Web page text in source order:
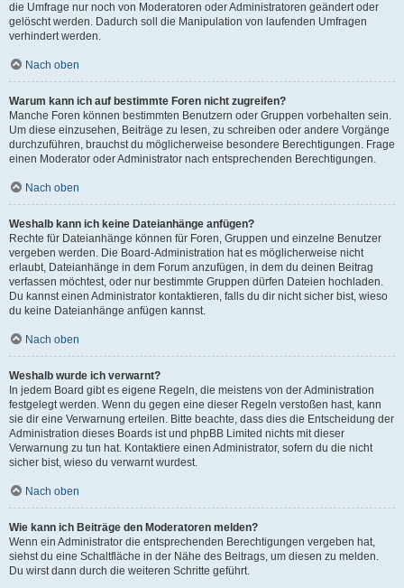
die Umfrage nur noch von Moderatoren oder Administratoren geändert oder
gelöscht werden. Dadurch soll die Manipulation von laufenden Umfragen
verhindert werden.
Nach oben
Warum kann ich auf bestimmte Foren nicht zugreifen?
Manche Foren können bestimmten Benutzern oder Gruppen vorbehalten sein.
Um diese einzusehen, Beiträge zu lesen, zu schreiben oder andere Vorgänge
durchzuführen, brauchst du möglicherweise besondere Berechtigungen. Frage
einen Moderator oder Administrator nach entsprechenden Berechtigungen.
Nach oben
Weshalb kann ich keine Dateianhänge anfügen?
Rechte für Dateianhänge können für Foren, Gruppen und einzelne Benutzer
vergeben werden. Die Board-Administration hat es möglicherweise nicht
erlaubt, Dateianhänge in dem Forum anzufügen, in dem du deinen Beitrag
verfassen möchtest, oder nur bestimmte Gruppen dürfen Dateien hochladen.
Du kannst einen Administrator kontaktieren, falls du dir nicht sicher bist, wieso
du keine Dateianhänge anfügen kannst.
Nach oben
Weshalb wurde ich verwarnt?
In jedem Board gibt es eigene Regeln, die meistens von der Administration
festgelegt werden. Wenn du gegen eine dieser Regeln verstoßen hast, kann
sie dir eine Verwarnung erteilen. Bitte beachte, dass dies die Entscheidung der
Administration dieses Boards ist und phpBB Limited nichts mit dieser
Verwarnung zu tun hat. Kontaktiere einen Administrator, sofern du die nicht
sicher bist, wieso du verwarnt wurdest.
Nach oben
Wie kann ich Beiträge den Moderatoren melden?
Wenn ein Administrator die entsprechenden Berechtigungen vergeben hat,
siehst du eine Schaltfläche in der Nähe des Beitrags, um diesen zu melden.
Du wirst dann durch die weiteren Schritte geführt.